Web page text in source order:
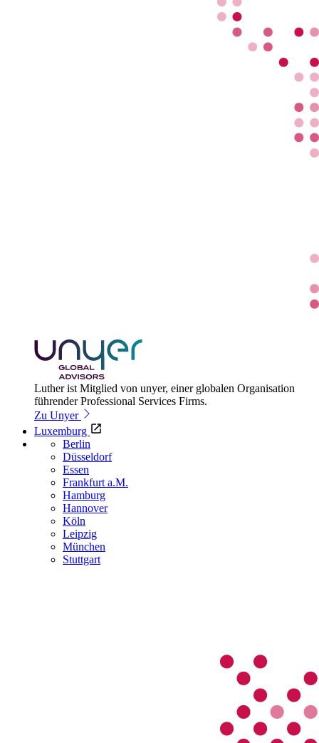
Luther ist Mitglied von unyer, einer globalen Organisation
führender Professional Services Firms.
Zu Unyer
Luxemburg
Berlin
Düsseldorf
Essen
Frankfurt a.M.
Hamburg
Hannover
Köln
Leipzig
München
Stuttgart